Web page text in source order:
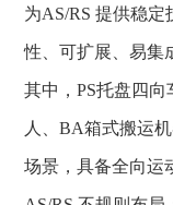
为AS/RS提供稳定
性、可扩展、易集
其中，PS托盘四
人、BA箱式搬运
场景，具备全向运